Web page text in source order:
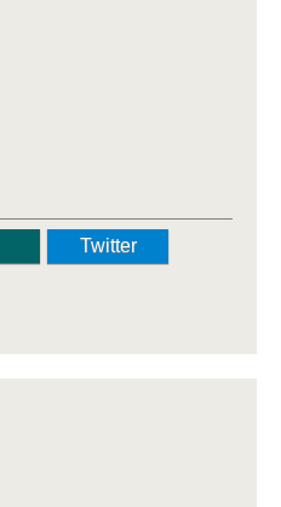
Twitter